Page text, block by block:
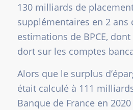
130 milliards de
supplémentaires en 2 ans
estimations de BPCE,
dort sur les comptes
Alors que le surplus
était calculé à 111
Banque de France en